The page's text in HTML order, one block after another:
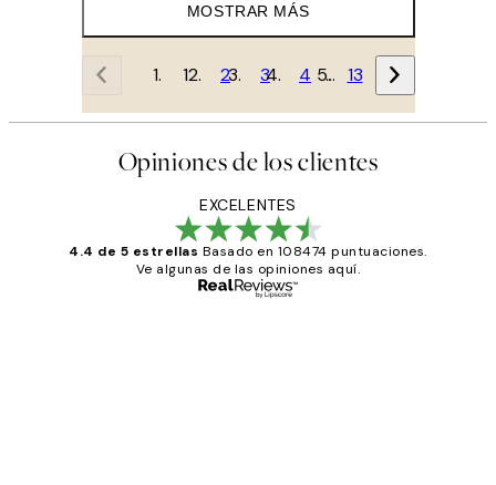
MOSTRAR MÁS
1 2 3 4 … 13
Opiniones de los clientes
EXCELENTES
4.4 de 5 estrellas Basado en 108474 puntuaciones.
Ve algunas de las opiniones aquí.